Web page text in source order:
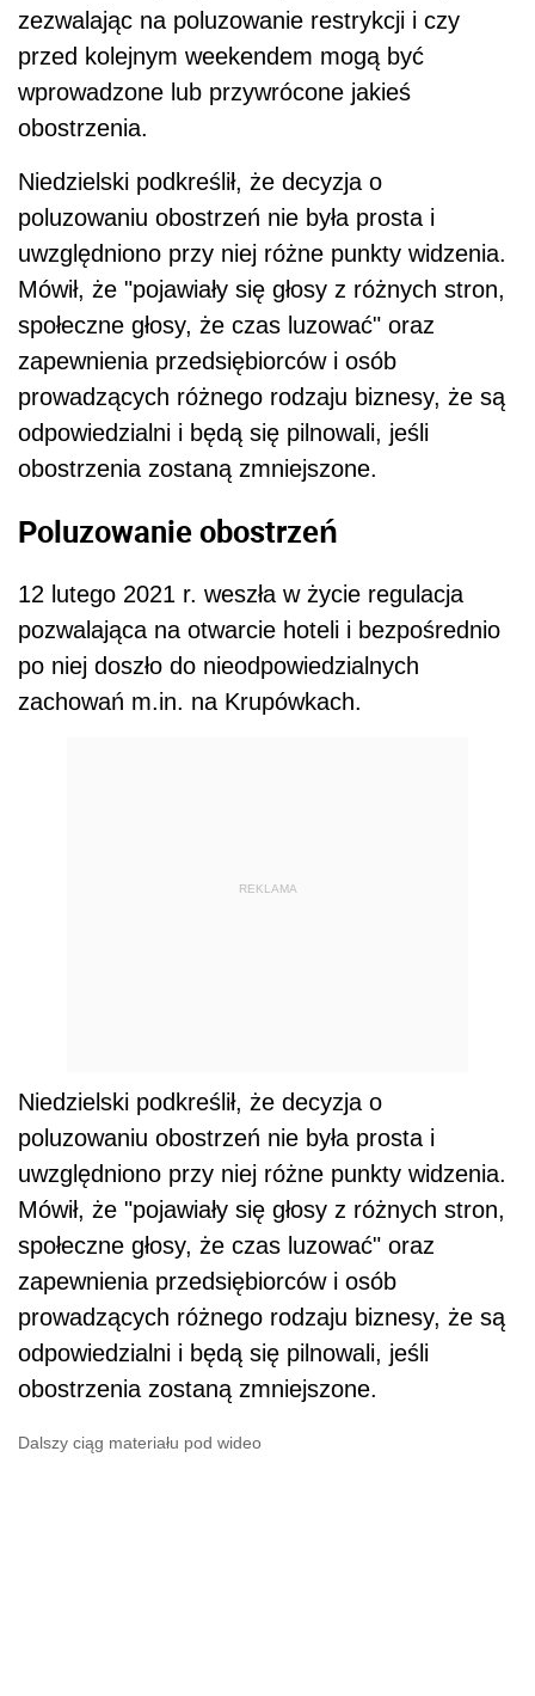
zezwalając na poluzowanie restrykcji i czy
przed kolejnym weekendem mogą być
wprowadzone lub przywrócone jakieś
obostrzenia.
Niedzielski podkreślił, że decyzja o
poluzowaniu obostrzeń nie była prosta i
uwzględniono przy niej różne punkty widzenia.
Mówił, że "pojawiały się głosy z różnych stron,
społeczne głosy, że czas luzować" oraz
zapewnienia przedsiębiorców i osób
prowadzących różnego rodzaju biznesy, że są
odpowiedzialni i będą się pilnowali, jeśli
obostrzenia zostaną zmniejszone.
Poluzowanie obostrzeń
12 lutego 2021 r. weszła w życie regulacja
pozwalająca na otwarcie hoteli i bezpośrednio
po niej doszło do nieodpowiedzialnych
zachowań m.in. na Krupówkach.
REKLAMA
Niedzielski podkreślił, że decyzja o
poluzowaniu obostrzeń nie była prosta i
uwzględniono przy niej różne punkty widzenia.
Mówił, że "pojawiały się głosy z różnych stron,
społeczne głosy, że czas luzować" oraz
zapewnienia przedsiębiorców i osób
prowadzących różnego rodzaju biznesy, że są
odpowiedzialni i będą się pilnowali, jeśli
obostrzenia zostaną zmniejszone.
Dalszy ciąg materiału pod wideo